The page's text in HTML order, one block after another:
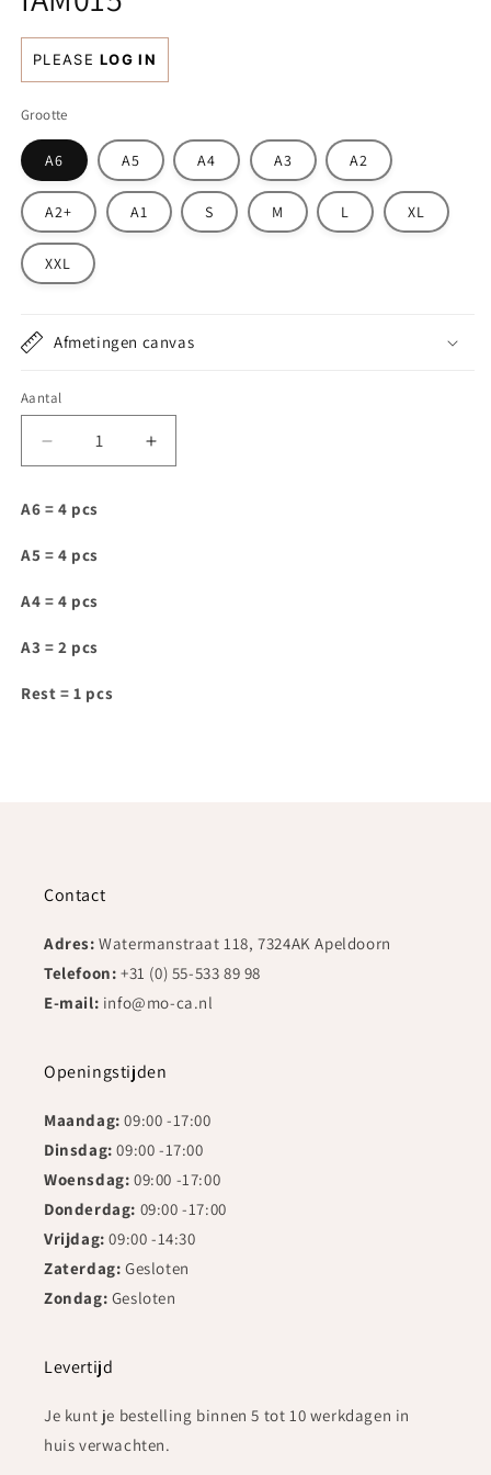
Normale
prijs
PLEASELOG IN
Grootte
A6 A5 A4 A3 A2
A2+ A1 S M L XL
XXL
Afmetingen canvas
Aantal
Aantal
verlagen
IAM015
Aantal
verhogen
A6 = 4 pcs
A5 = 4 pcs
A4 = 4 pcs
A3 = 2 pcs
Rest = 1 pcs
Contact
Adres:Watermanstraat 118, 7324AK Apeldoorn
Telefoon: +31 (0) 55-533 89 98
E-mail: info@mo-ca.nl
Openingstijden
Maandag: 09:00 -17:00
Dinsdag:09:00 -17:00
Woensdag: 09:00 -17:00
Donderdag: 09:00 -17:00
Vrijdag: 09:00 -14:30
Zaterdag: Gesloten
Zondag: Gesloten
Levertijd
Je kunt je bestelling binnen 5 tot 10 werkdagen in
huis verwachten.